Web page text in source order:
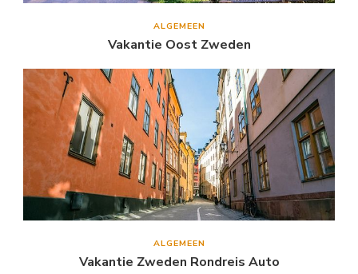
ALGEMEEN
Vakantie Oost Zweden
ALGEMEEN
Vakantie Zweden Rondreis Auto